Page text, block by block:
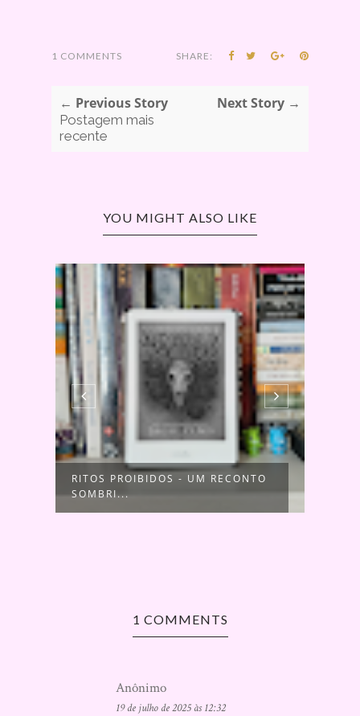
1 COMMENTS SHARE:
← Previous Story
Postagem mais
recente
Next Story →
YOU MIGHT ALSO LIKE
RITOS PROIBIDOS - UM RECONTO
SOMBRI...
1 COMMENTS
Anônimo
19 de julho de 2025 às 12:32